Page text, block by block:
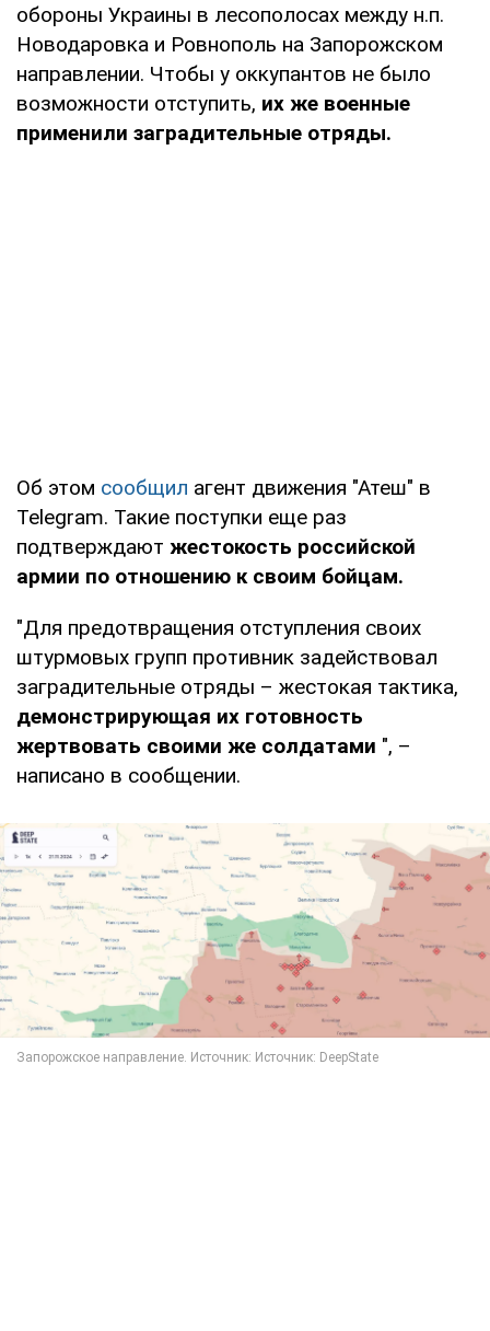
обороны Украины в лесополосах между н.п.
Новодаровка и Ровнополь на Запорожском
направлении. Чтобы у оккупантов не было
возможности отступить, их же военные
применили заградительные отряды.
Об этом сообщил агент движения "Атеш" в
Telegram. Такие поступки еще раз
подтверждают жестокость российской
армии по отношению к своим бойцам.
"Для предотвращения отступления своих
штурмовых групп противник задействовал
заградительные отряды – жестокая тактика,
демонстрирующая их готовность
жертвовать своими же солдатами ", –
написано в сообщении.